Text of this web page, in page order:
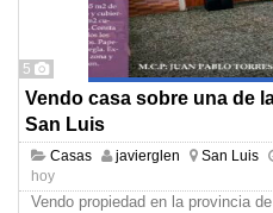
5
Vendo casa sobre una de
San Luis
Casas javierglen San Luis
hoy
Vendo propiedad en la provincia